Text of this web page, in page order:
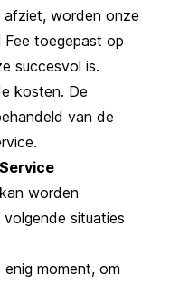
afziet, worden onze
Fee toegepast op
succesvol is.
kosten. De
van de
worden
situaties
moment, om